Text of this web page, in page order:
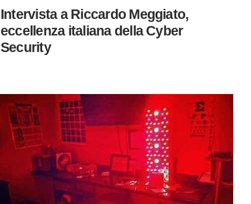
Intervista a Riccardo Meggiato,
eccellenza italiana della Cyber
Security